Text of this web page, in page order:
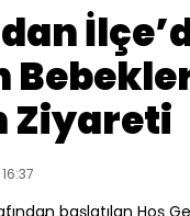
Ziyareti